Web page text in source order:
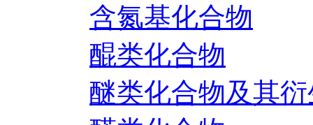
含氮基化合物
醌类化合物
醚类化合物及其